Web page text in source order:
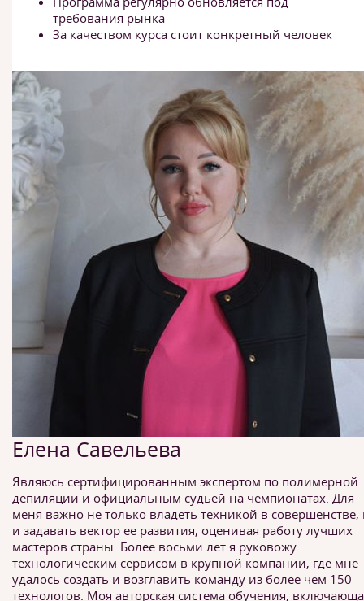
требования рынка
За качеством курса стоит конкретный человек
Елена Савельева
Являюсь сертифицированным экспертом по полимерной
депиляции и официальным судьей на чемпионатах. Для
меня важно не только владеть техникой в совершенстве,
и задавать вектор ее развития, оценивая работу лучших
мастеров страны. Более восьми лет я руковожу
технологическим сервисом в крупной компании, где мне
удалось создать и возглавить команду из более чем 150
технологов. Моя авторская система обучения,